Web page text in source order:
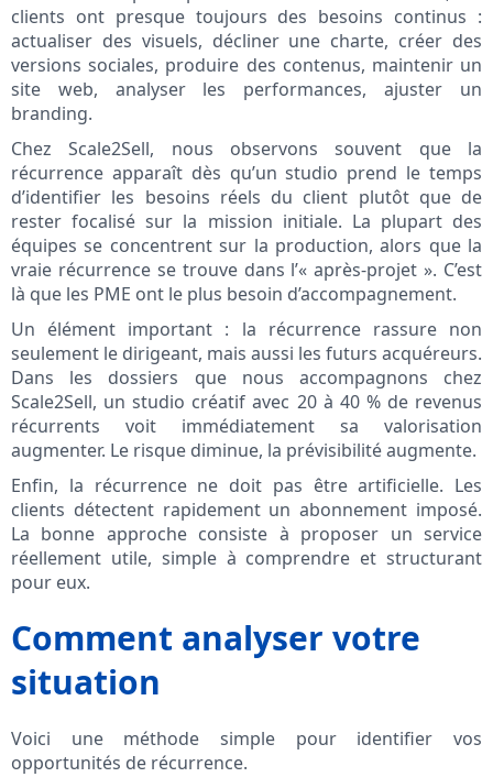
clients ont presque toujours des besoins continus :
actualiser des visuels, décliner une charte, créer des
versions sociales, produire des contenus, maintenir un
site web, analyser les performances, ajuster un
branding.
Chez Scale2Sell, nous observons souvent que la
récurrence apparaît dès qu’un studio prend le temps
d’identifier les besoins réels du client plutôt que de
rester focalisé sur la mission initiale. La plupart des
équipes se concentrent sur la production, alors que la
vraie récurrence se trouve dans l’« après-projet ». C’est
là que les PME ont le plus besoin d’accompagnement.
Un élément important : la récurrence rassure non
seulement le dirigeant, mais aussi les futurs acquéreurs.
Dans les dossiers que nous accompagnons chez
Scale2Sell, un studio créatif avec 20 à 40 % de revenus
récurrents voit immédiatement sa valorisation
augmenter. Le risque diminue, la prévisibilité augmente.
Enfin, la récurrence ne doit pas être artificielle. Les
clients détectent rapidement un abonnement imposé.
La bonne approche consiste à proposer un service
réellement utile, simple à comprendre et structurant
pour eux.
Comment analyser votre
situation
Voici une méthode simple pour identifier vos
opportunités de récurrence.